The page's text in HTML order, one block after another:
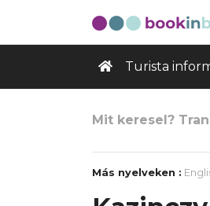
Turista
Mit keresel?
Más nyelveken :